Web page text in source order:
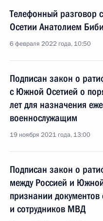
Телефонный разговор
Осетии Анатолием
6 февраля 2022 года, 10:50
Подписан закон о
с Южной Осетией о
лет для назначения
военнослужащим
19 ноября 2021 года, 13:00
Подписан закон о
между Россией и
признании
и сотрудников МВД